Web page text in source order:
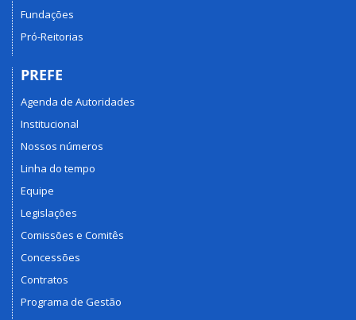
Fundações
Pró-Reitorias
PREFE
Agenda de Autoridades
Institucional
Nossos números
Linha do tempo
Equipe
Legislações
Comissões e Comitês
Concessões
Contratos
Programa de Gestão